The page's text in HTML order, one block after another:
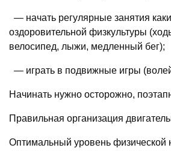
— начать регулярные занятия
оздоровительной физкультуры
велосипед, лыжи, медленный бег);
— играть в подвижные игры
Начинать нужно осторожно,
Правильная организация
Оптимальный уровень физической